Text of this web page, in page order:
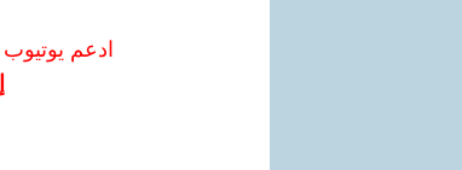
ادعم يوتيوب